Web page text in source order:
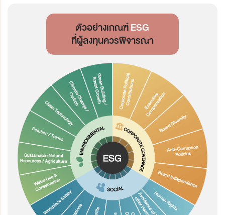
ตัวอย่างเกณฑ์ESG
ที่ผู้ลงทุนควรพิจารณา